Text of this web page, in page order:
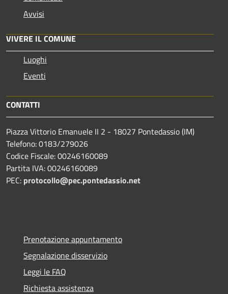
Avvisi
VIVERE IL COMUNE
Luoghi
Eventi
CONTATTI
Piazza Vittorio Emanuele II 2 - 18027 Pontedassio (IM)
Telefono: 0183/279026
Codice Fiscale: 00246160089
Partita IVA: 00246160089
PEC: protocollo@pec.pontedassio.net
Prenotazione appuntamento
Segnalazione disservizio
Leggi le FAQ
Richiesta assistenza